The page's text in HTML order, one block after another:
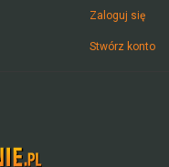
Zaloguj się
Stwórz konto